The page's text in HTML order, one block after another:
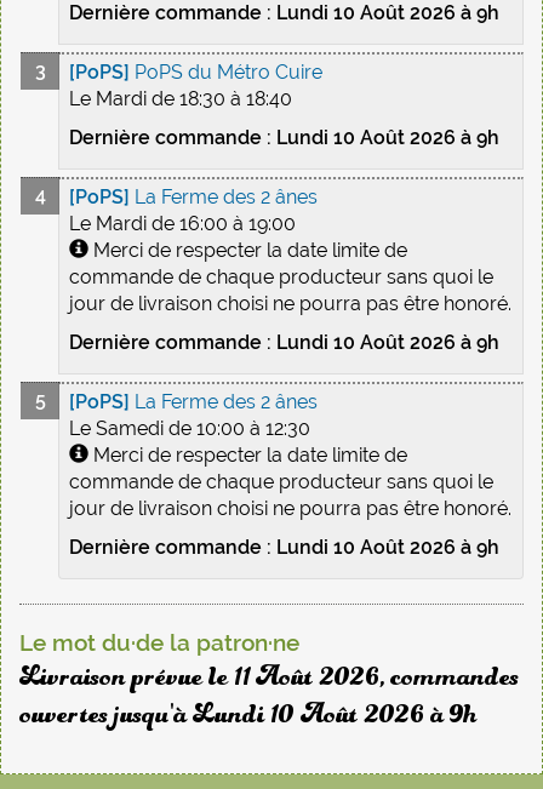
Dernière commande : Lundi 10 Août 2026 à 9h
[PoPS] PoPS du Métro Cuire
Le Mardi de 18:30 à 18:40
Dernière commande : Lundi 10 Août 2026 à 9h
[PoPS] La Ferme des 2 ânes
Le Mardi de 16:00 à 19:00
Merci de respecter la date limite de
commande de chaque producteur sans quoi le
jour de livraison choisi ne pourra pas être honoré.
Dernière commande : Lundi 10 Août 2026 à 9h
[PoPS] La Ferme des 2 ânes
Le Samedi de 10:00 à 12:30
Merci de respecter la date limite de
commande de chaque producteur sans quoi le
jour de livraison choisi ne pourra pas être honoré.
Dernière commande : Lundi 10 Août 2026 à 9h
Le mot du·de la patron·ne
Livraison prévue le 11 Août 2026, commandes
ouvertes jusqu'à Lundi 10 Août 2026 à 9h